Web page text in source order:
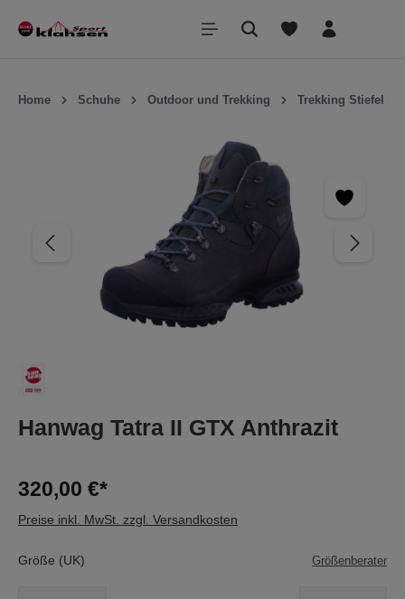
springen
Home Schuhe Outdoor und Trekking Trekking Stiefel
Hanwag Tatra II GTX Anthrazit
320,00 €*
Preise inkl. MwSt. zzgl. Versandkosten
Größe (UK) Größenberater